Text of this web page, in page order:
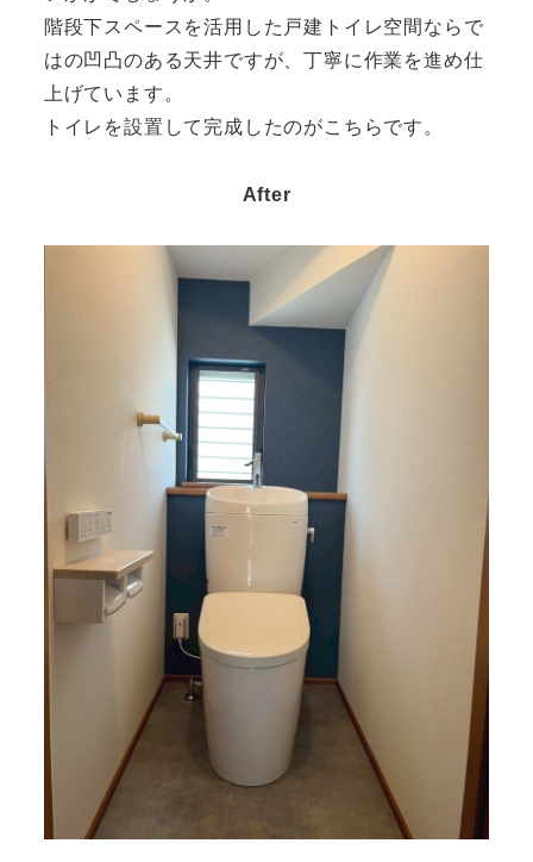
階段下スペースを活用した戸建トイレ空間ならで
はの凹凸のある天井ですが、丁寧に作業を進め仕
上げています。
トイレを設置して完成したのがこちらです。
After